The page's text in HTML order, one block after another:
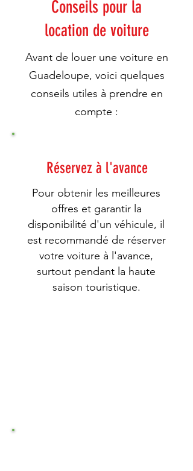
Conseils pour la
location de voiture
Avant de louer une voiture en
Guadeloupe, voici quelques
conseils utiles à prendre en
compte :
Réservez à l'avance
Pour obtenir les meilleures
offres et garantir la
disponibilité d'un véhicule, il
est recommandé de réserver
votre voiture à l'avance,
surtout pendant la haute
saison touristique.